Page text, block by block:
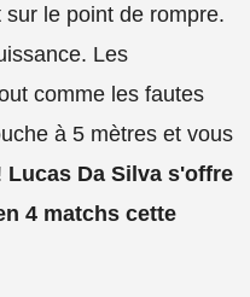
le point de rompre.
Les
comme les fautes
à 5 mètres et vous
Lucas Da Silva s'offre
4 matchs cette